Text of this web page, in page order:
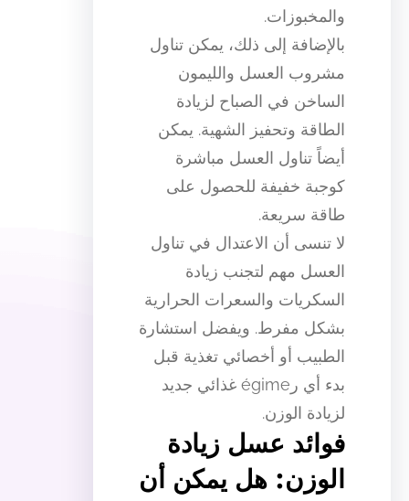
والمخبوزات.
بالإضافة إلى ذلك، يمكن تناول
مشروب العسل والليمون
الساخن في الصباح لزيادة
الطاقة وتحفيز الشهية. يمكن
أيضاً تناول العسل مباشرة
كوجبة خفيفة للحصول على
طاقة سريعة.
لا تنسى أن الاعتدال في تناول
العسل مهم لتجنب زيادة
السكريات والسعرات الحرارية
بشكل مفرط. ويفضل استشارة
الطبيب أو أخصائي تغذية قبل
بدء أي رégime غذائي جديد
لزيادة الوزن.
فوائد عسل زيادة
الوزن: هل يمكن أن